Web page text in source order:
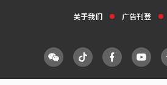
关于我们 广告刊登